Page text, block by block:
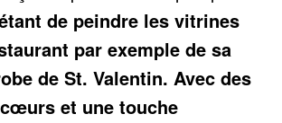
étant de peindre les vitrines
par exemple de sa
de St. Valentin. Avec des
et une touche